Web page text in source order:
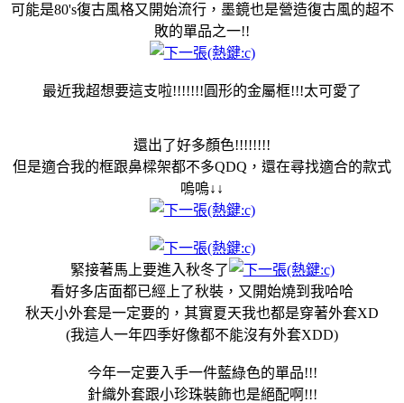
可能是80's復古風格又開始流行，墨鏡也是營造復古風的超不
敗的單品之一!!
最近我超想要這支啦!!!!!!!圓形的金屬框!!!太可愛了
還出了好多顏色!!!!!!!!
但是適合我的框跟鼻樑架都不多QDQ，還在尋找適合的款式
嗚嗚↓↓
緊接著馬上要進入秋冬了
看好多店面都已經上了秋裝，又開始燒到我哈哈
秋天小外套是一定要的，其實夏天我也都是穿著外套XD
(我這人一年四季好像都不能沒有外套XDD)
今年一定要入手一件藍綠色的單品!!!
針織外套跟小珍珠裝飾也是絕配啊!!!